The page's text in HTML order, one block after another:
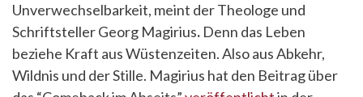
Unverwechselbarkeit, meint der Theologe und
Schriftsteller Georg Magirius. Denn das Leben
beziehe Kraft aus Wüstenzeiten. Also aus Abkehr,
Wildnis und der Stille. Magirius hat den Beitrag über